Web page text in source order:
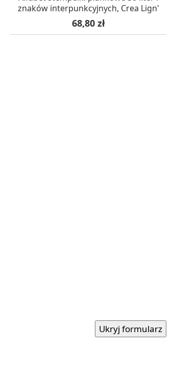
znaków interpunkcyjnych, Crea Lign'
Cena
68,80 zł